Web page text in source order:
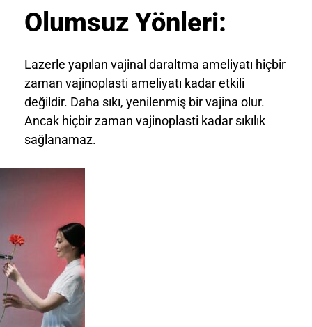
Olumsuz Yönleri:
Lazerle yapılan vajinal daraltma ameliyatı hiçbir
zaman vajinoplasti ameliyatı kadar etkili
değildir. Daha sıkı, yenilenmiş bir vajina olur.
Ancak hiçbir zaman vajinoplasti kadar sıkılık
sağlanamaz.